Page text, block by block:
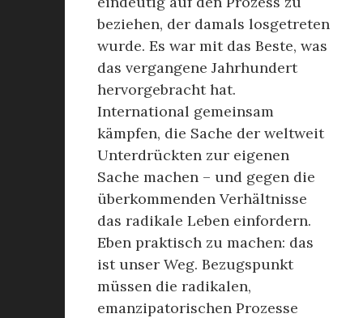
beziehen, der damals losgetreten
wurde. Es war mit das Beste, was
das vergangene Jahrhundert
hervorgebracht hat.
International gemeinsam
kämpfen, die Sache der weltweit
Unterdrückten zur eigenen
Sache machen – und gegen die
überkommenden Verhältnisse
das radikale Leben einfordern.
Eben praktisch zu machen: das
ist unser Weg. Bezugspunkt
müssen die radikalen,
emanzipatorischen Prozesse